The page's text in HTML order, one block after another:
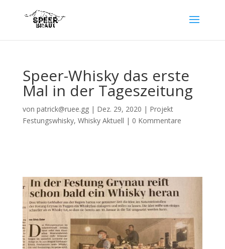
Speer-Whisky das erste
Mal in der Tageszeitung
von patrick@ruee.gg| Dez. 29, 2020 | Projekt
Festungswhisky, Whisky Aktuell | 0 Kommentare